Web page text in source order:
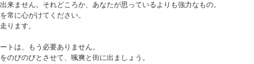
来ません。それどころか、あなたが思っているよりも強力なもの。
常に心がけてください。
ります。
トは、もう必要ありません。
のびのびとさせて、颯爽と街に出ましょう。